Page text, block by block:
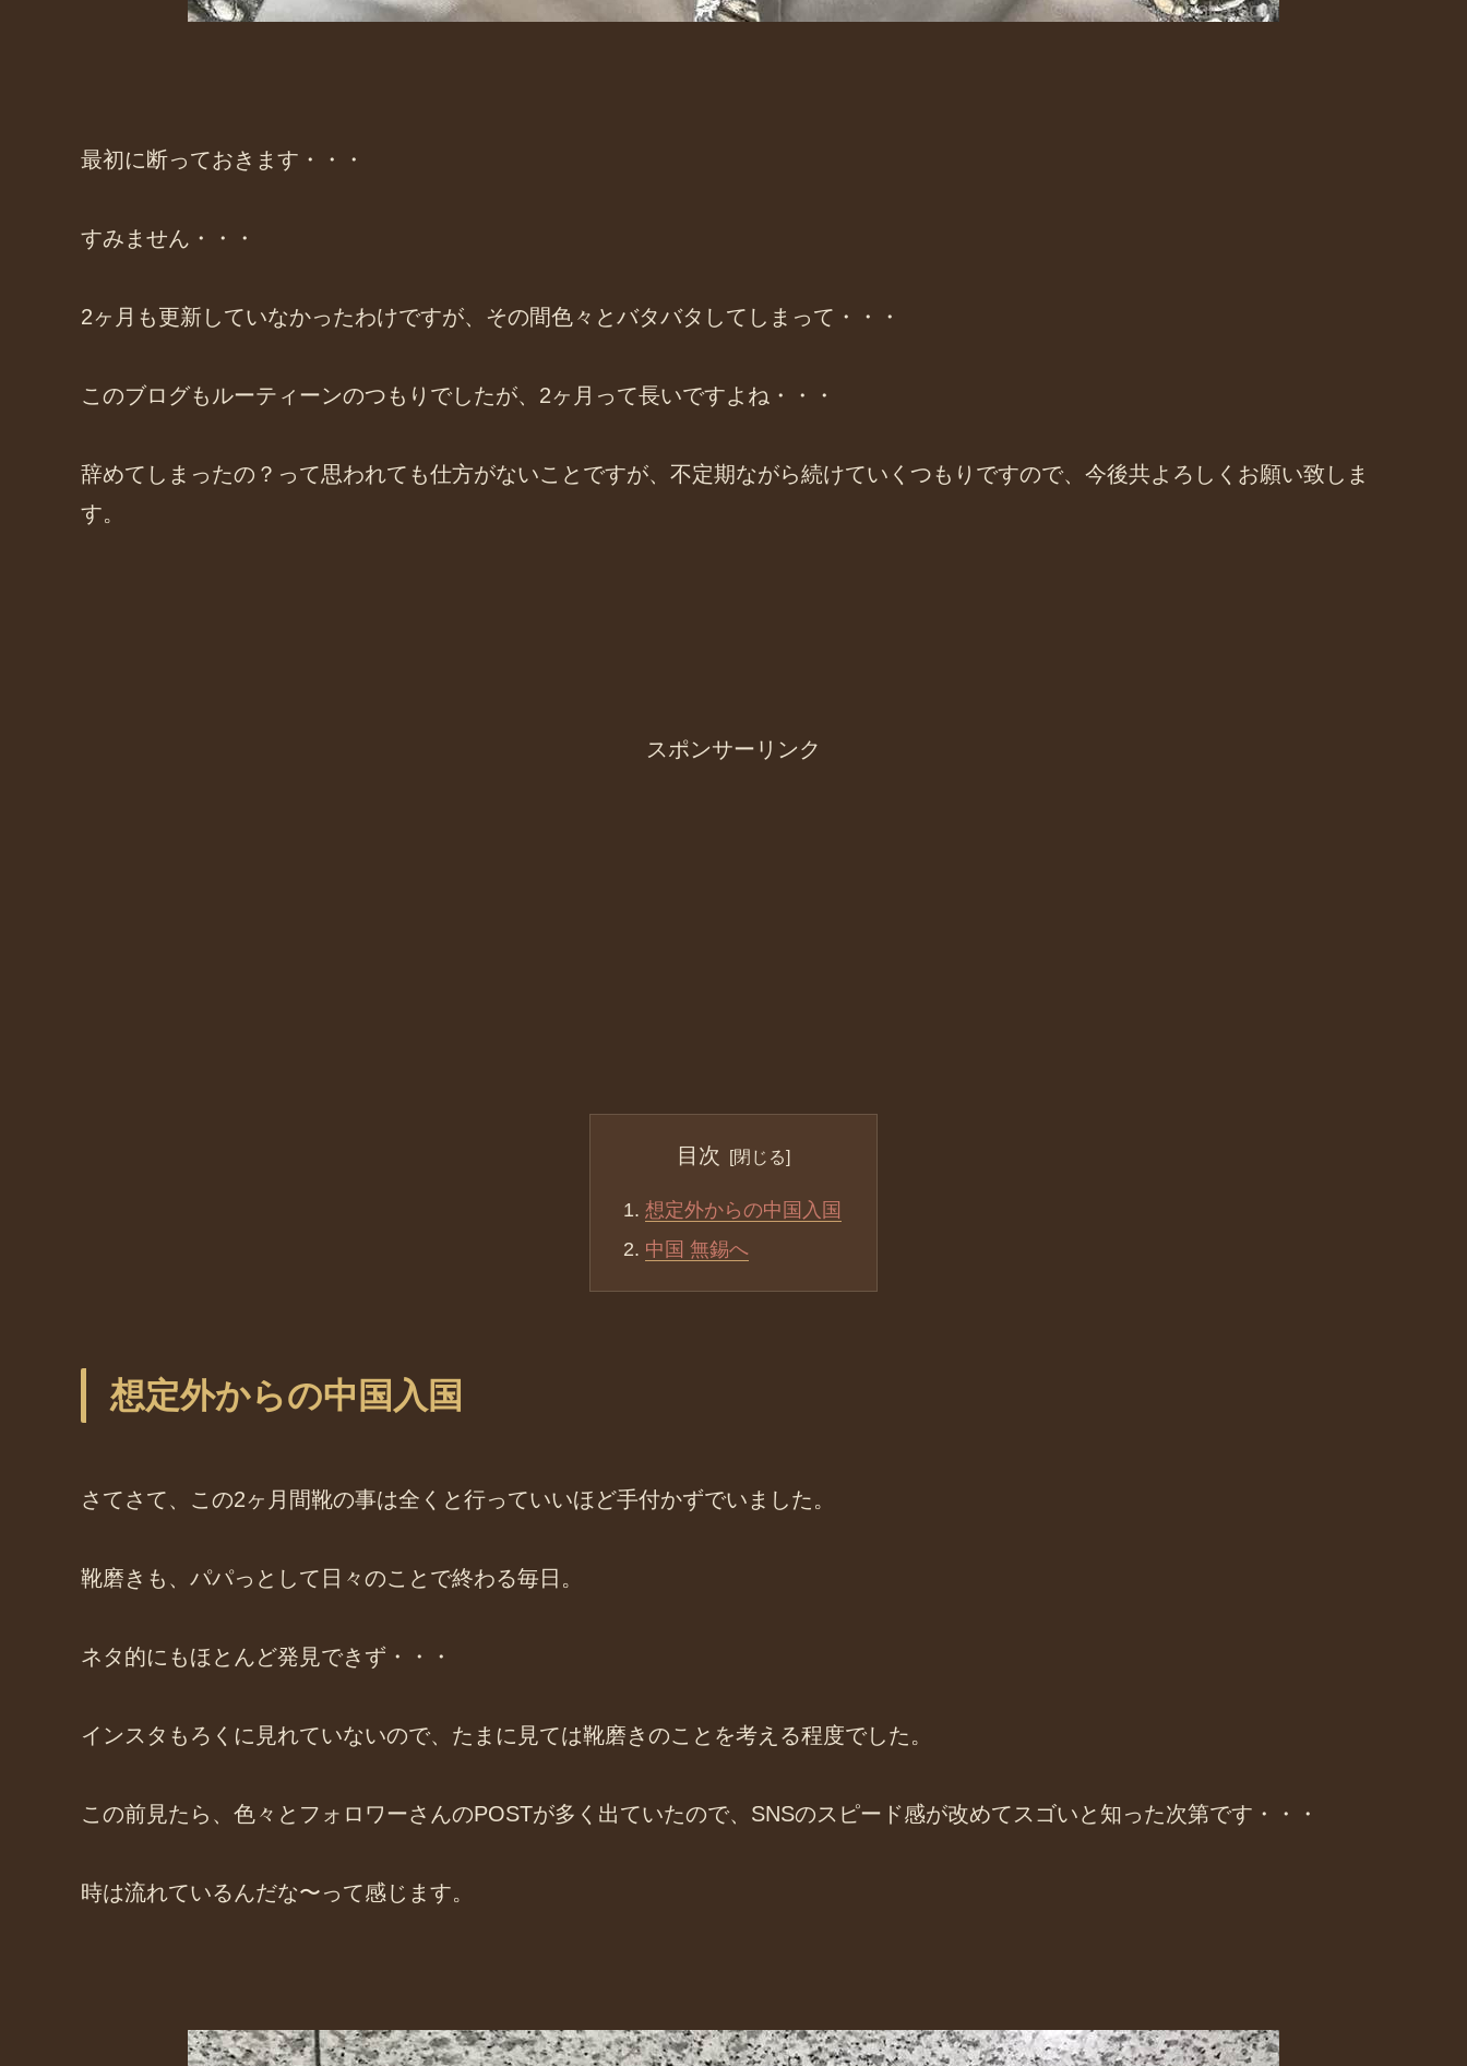
最初に断っておきます・・・
すみません・・・
2ヶ月も更新していなかったわけですが、その間色々とバタバタしてしまって・・・
このブログもルーティーンのつもりでしたが、2ヶ月って長いですよね・・・
辞めてしまったの？って思われても仕方がないことですが、不定期ながら続けていくつもりですので、今後共よろしくお願い致しま
す。
スポンサーリンク
目次
想定外からの中国入国
中国 無錫へ
想定外からの中国入国
さてさて、この2ヶ月間靴の事は全くと行っていいほど手付かずでいました。
靴磨きも、パパっとして日々のことで終わる毎日。
ネタ的にもほとんど発見できず・・・
インスタもろくに見れていないので、たまに見ては靴磨きのことを考える程度でした。
この前見たら、色々とフォロワーさんのPOSTが多く出ていたので、SNSのスピード感が改めてスゴいと知った次第です・・・
時は流れているんだな〜って感じます。